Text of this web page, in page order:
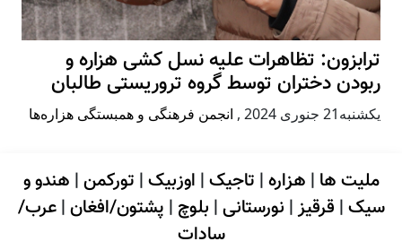
ترابزون: تظاهرات علیه نسل کشی هزاره و
ربودن دختران توسط گروه تروریستی طالبان
يكشنبه21 جنوری 2024 , انجمن فرهنگی و همبستگی هزاره‌ها
ملیت ها | هزاره| تاجیک| اوزبیک| تورکمن| هندو و
سیک| قرقیز| نورستانی| بلوچ | پشتون/افغان|عرب/
سادات